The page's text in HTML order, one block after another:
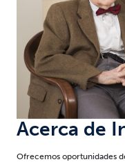
Acerca de
Ofrecemos oportunidades